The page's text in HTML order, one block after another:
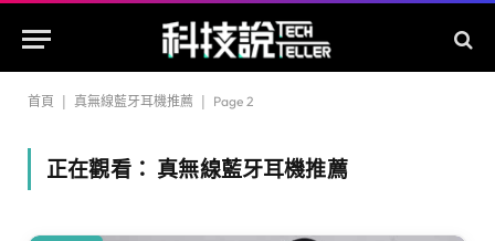
首頁 真無線藍牙耳機推薦 Page 2
正在觀看： 真無線藍牙耳機推薦